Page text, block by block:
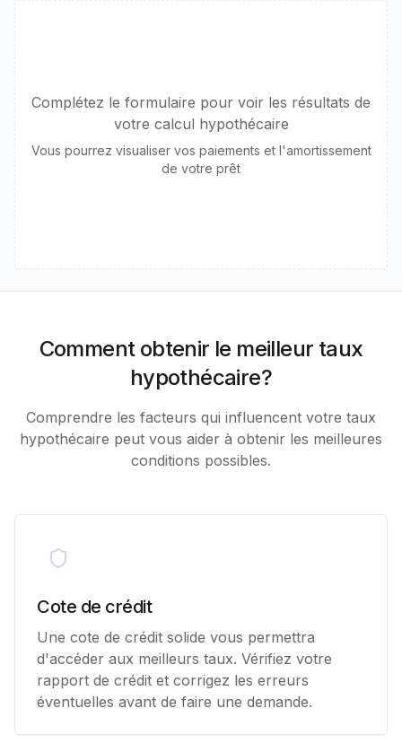
Complétez le formulaire pour voir les résultats de
votre calcul hypothécaire
Vous pourrez visualiser vos paiements et l'amortissement
de votre prêt
Comment obtenir le meilleur taux
hypothécaire?
Comprendre les facteurs qui influencent votre taux
hypothécaire peut vous aider à obtenir les meilleures
conditions possibles.
Cote de crédit
Une cote de crédit solide vous permettra
d'accéder aux meilleurs taux. Vérifiez votre
rapport de crédit et corrigez les erreurs
éventuelles avant de faire une demande.